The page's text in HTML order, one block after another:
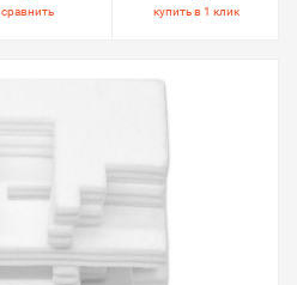
сравнить купить в 1 клик